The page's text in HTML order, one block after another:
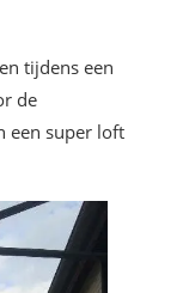
tijdens een
de
een super loft